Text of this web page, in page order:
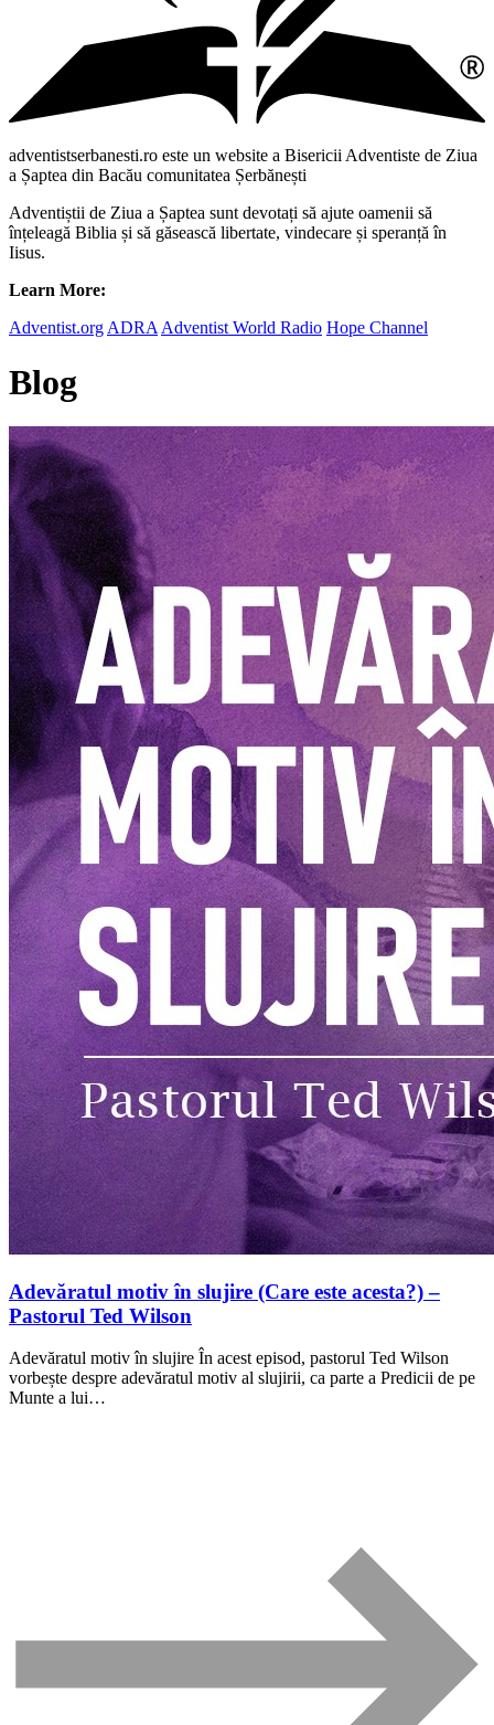
adventistserbanesti.ro este un website a Bisericii Adventiste de Ziua
a Șaptea din Bacău comunitatea Șerbănești
Adventiștii de Ziua a Șaptea sunt devotați să ajute oamenii să
înțeleagă Biblia și să găsească libertate, vindecare și speranță în
Iisus.
Learn More:
Adventist.org ADRA Adventist World Radio Hope Channel
Blog
Adevăratul motiv în slujire (Care este acesta?) –
Pastorul Ted Wilson
Adevăratul motiv în slujire În acest episod, pastorul Ted Wilson
vorbește despre adevăratul motiv al slujirii, ca parte a Predicii de pe
Munte a lui…